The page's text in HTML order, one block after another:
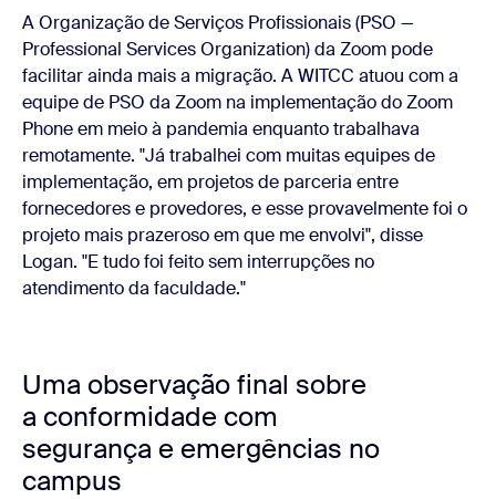
A Organização de Serviços Profissionais (PSO —
Professional Services Organization) da Zoom pode
facilitar ainda mais a migração. A WITCC atuou com a
equipe de PSO da Zoom na implementação do Zoom
Phone em meio à pandemia enquanto trabalhava
remotamente. "Já trabalhei com muitas equipes de
implementação, em projetos de parceria entre
fornecedores e provedores, e esse provavelmente foi o
projeto mais prazeroso em que me envolvi", disse
Logan. "E tudo foi feito sem interrupções no
atendimento da faculdade."
Uma observação final sobre
a conformidade com
segurança e emergências no
campus